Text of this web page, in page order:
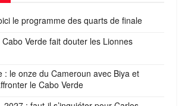
le programme des quarts de finale
Verde fait douter les Lionnes
: le onze du Cameroun avec Biya et
le Cabo Verde